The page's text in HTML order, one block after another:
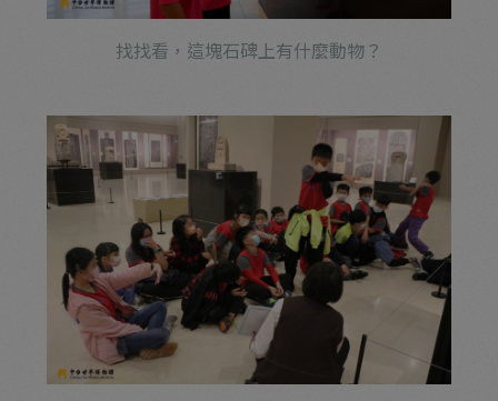
找找看，這塊石碑上有什麼動物？